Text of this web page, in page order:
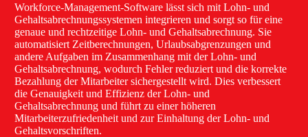
Workforce-Management-Software lässt sich mit Lohn- und
Gehaltsabrechnungssystemen integrieren und sorgt so für eine
genaue und rechtzeitige Lohn- und Gehaltsabrechnung. Sie
automatisiert Zeitberechnungen, Urlaubsabgrenzungen und
andere Aufgaben im Zusammenhang mit der Lohn- und
Gehaltsabrechnung, wodurch Fehler reduziert und die korrekte
Bezahlung der Mitarbeiter sichergestellt wird. Dies verbessert
die Genauigkeit und Effizienz der Lohn- und
Gehaltsabrechnung und führt zu einer höheren
Mitarbeiterzufriedenheit und zur Einhaltung der Lohn- und
Gehaltsvorschriften.